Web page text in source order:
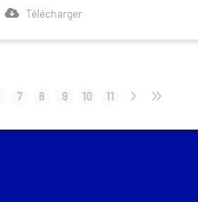
Télécharger
7 8 9 10 11